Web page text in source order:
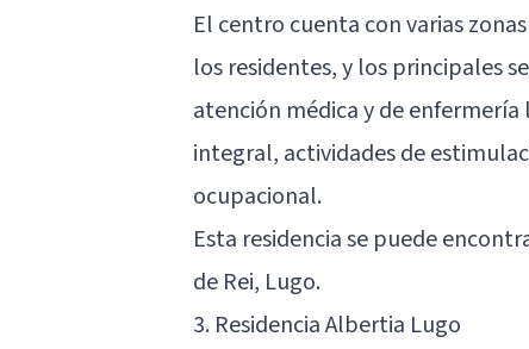
El centro cuenta con varias
los residentes, y los principales
atención médica y de
integral, actividades de
ocupacional.
Esta residencia se puede
de Rei, Lugo.
3. Residencia Albertia Lugo